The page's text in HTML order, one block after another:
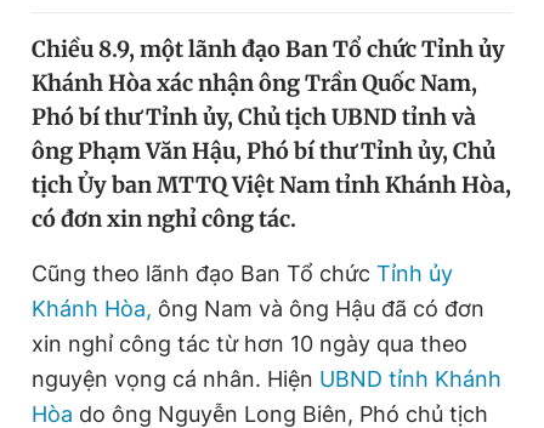
Video Magazine
Sản phẩm khác
Thông tin tòa soạn Liên hệ quảng cáo
Chiều 8.9, một lãnh đạo Ban Tổ chức Tỉnh ủy
Khánh Hòa xác nhận ông Trần Quốc Nam,
Phó bí thư Tỉnh ủy, Chủ tịch UBND tỉnh và
ông Phạm Văn Hậu, Phó bí thư Tỉnh ủy, Chủ
tịch Ủy ban MTTQ Việt Nam tỉnh Khánh Hòa,
có đơn xin nghỉ công tác.
Cũng theo lãnh đạo Ban Tổ chức Tỉnh ủy
Khánh Hòa, ông Nam và ông Hậu đã có đơn
xin nghỉ công tác từ hơn 10 ngày qua theo
nguyện vọng cá nhân. Hiện UBND tỉnh Khánh
Hòa do ông Nguyễn Long Biên, Phó chủ tịch